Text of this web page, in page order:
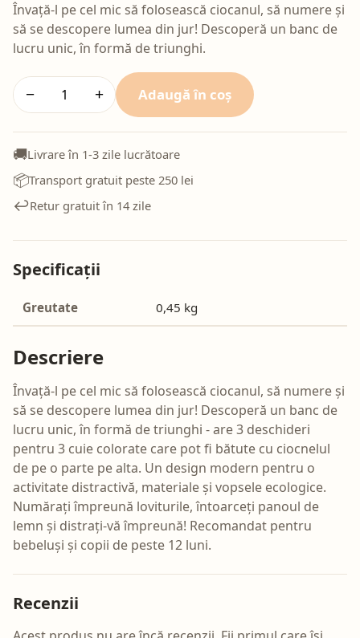
Învață-l pe cel mic să folosească ciocanul, să numere și
să se descopere lumea din jur! Descoperă un banc de
lucru unic, în formă de triunghi.
− + Adaugă în coș
🚚Livrare în 1-3 zile lucrătoare
📦Transport gratuit peste 250 lei
↩️Retur gratuit în 14 zile
Specificații
Greutate 0,45 kg
Descriere
Învață-l pe cel mic să folosească ciocanul, să numere și
să se descopere lumea din jur! Descoperă un banc de
lucru unic, în formă de triunghi - are 3 deschideri
pentru 3 cuie colorate care pot fi bătute cu ciocnelul
de pe o parte pe alta. Un design modern pentru o
activitate distractivă, materiale și vopsele ecologice.
Numărați împreună loviturile, întoarceți panoul de
lemn și distrați-vă împreună! Recomandat pentru
bebeluși și copii de peste 12 luni.
Recenzii